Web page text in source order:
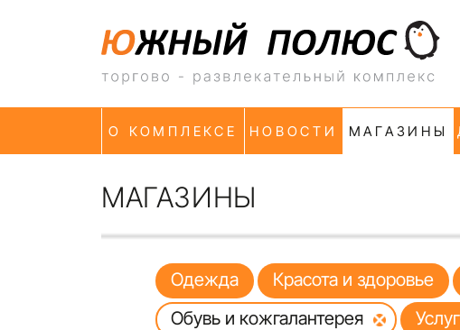
О КОМПЛЕКСЕ
НОВОСТИ МАГАЗИНЫ
МАГАЗИНЫ
Одежда Красота и здоровье
Обувь и кожгалантерея